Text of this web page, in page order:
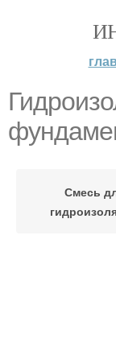
Смесь